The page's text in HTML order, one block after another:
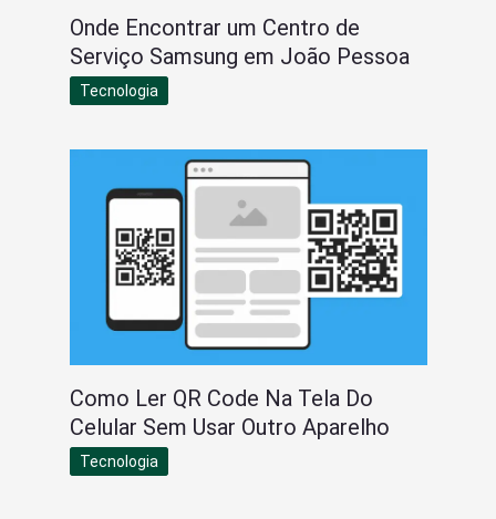
Onde Encontrar um Centro de
Serviço Samsung em João Pessoa
Tecnologia
Como Ler QR Code Na Tela Do
Celular Sem Usar Outro Aparelho
Tecnologia